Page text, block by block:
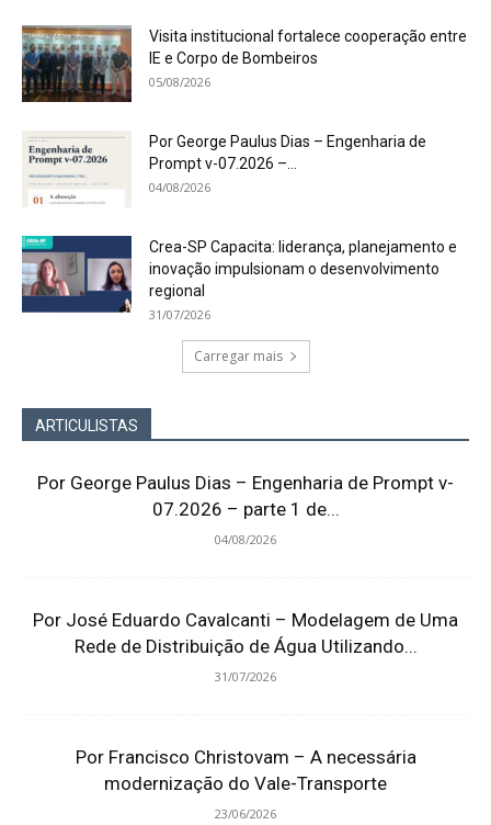
Visita institucional fortalece cooperação entre
IE e Corpo de Bombeiros
05/08/2026
Por George Paulus Dias – Engenharia de
Prompt v-07.2026 –...
04/08/2026
Crea-SP Capacita: liderança, planejamento e
inovação impulsionam o desenvolvimento
regional
31/07/2026
Carregar mais
ARTICULISTAS
Por George Paulus Dias – Engenharia de Prompt v-
07.2026 – parte 1 de...
04/08/2026
Por José Eduardo Cavalcanti – Modelagem de Uma
Rede de Distribuição de Água Utilizando...
31/07/2026
Por Francisco Christovam – A necessária
modernização do Vale-Transporte
23/06/2026